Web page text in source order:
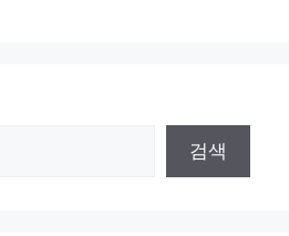
검색